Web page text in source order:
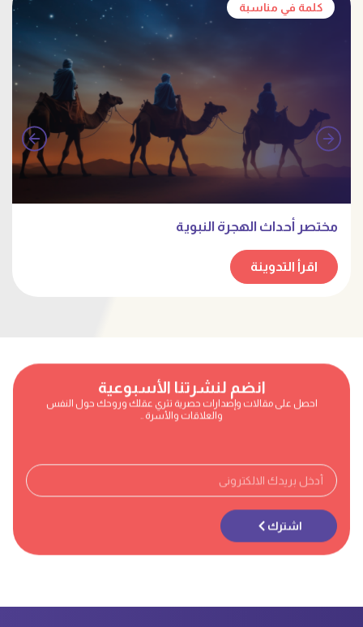
كلمة في مناسبة
مختصر أحداث الهجرة النبوية
اقرأ التدوينة
انضم لنشرتنا الأسبوعية
احصل على مقالات وإصدارات حصرية تثري عقلك وروحك حول النفس
والعلاقات والأسرة ..
اشترك